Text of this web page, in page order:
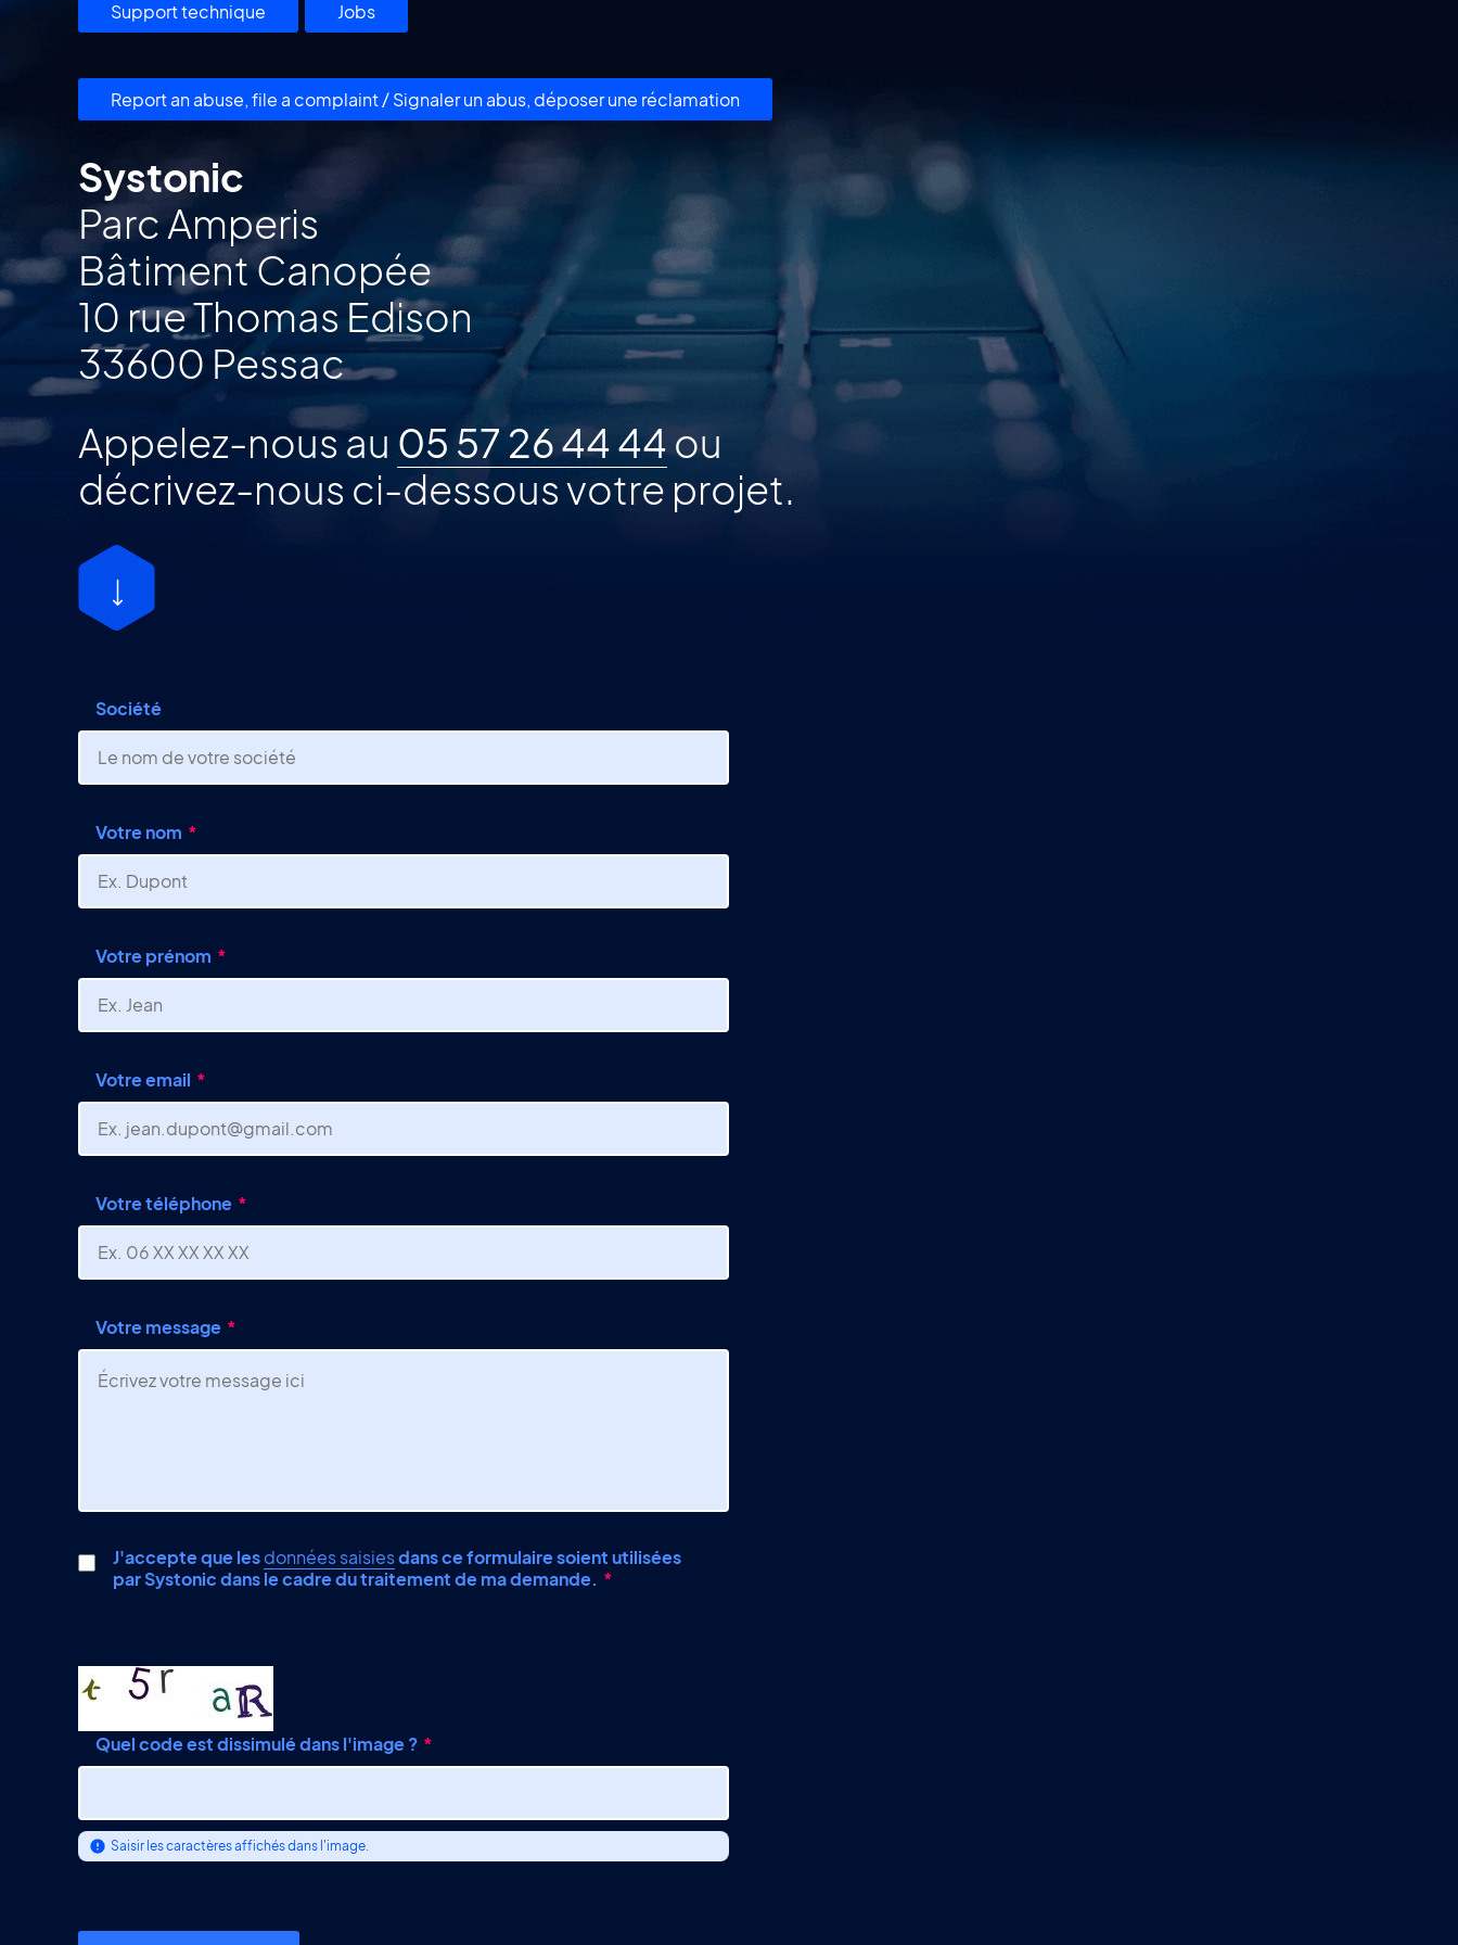
Support technique Jobs
Report an abuse, file a complaint / Signaler un abus, déposer une réclamation
Systonic
Parc Amperis
Bâtiment Canopée
10 rue Thomas Edison
33600 Pessac
Appelez-nous au 05 57 26 44 44ou
décrivez-nous ci-dessous votre projet.
Société
Votre nom
Votre prénom
Votre email
Votre téléphone
Votre message
J'accepte que lesdonnées saisiesdans ce formulaire soient utilisées
par Systonic dans le cadre du traitement de ma demande.
Quel code est dissimulé dans l'image ?
Saisir les caractères affichés dans l'image.